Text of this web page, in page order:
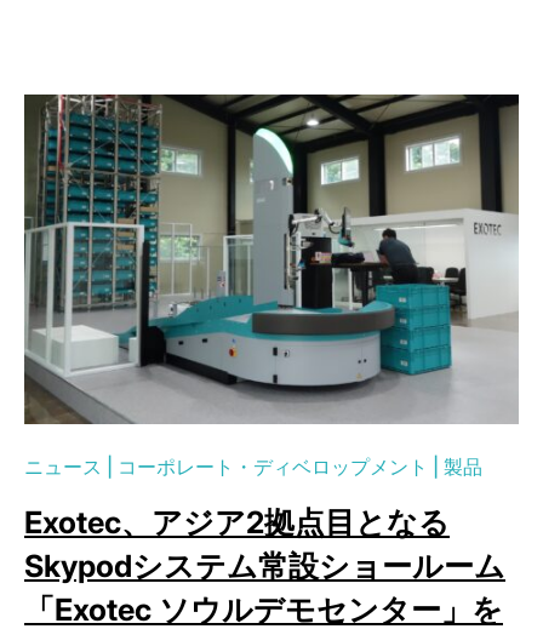
ニュース コーポレート・ディベロップメント 製品
Exotec、アジア2拠点目となる
Skypodシステム常設ショールーム
「Exotec ソウルデモセンター」を